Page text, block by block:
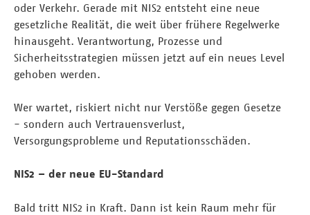
oder Verkehr. Gerade mit NIS2 entsteht eine neue
gesetzliche Realität, die weit über frühere Regelwerke
hinausgeht. Verantwortung, Prozesse und
Sicherheitsstrategien müssen jetzt auf ein neues Level
gehoben werden.
Wer wartet, riskiert nicht nur Verstöße gegen Gesetze
- sondern auch Vertrauensverlust,
Versorgungsprobleme und Reputationsschäden.
NIS2 – der neue EU-Standard
Bald tritt NIS2 in Kraft. Dann ist kein Raum mehr für